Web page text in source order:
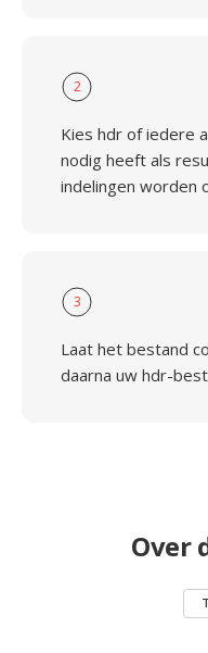
2
Kies hdr of iedere
nodig heeft als
indelingen worden
3
Laat het bestand
daarna uw hdr-
Over